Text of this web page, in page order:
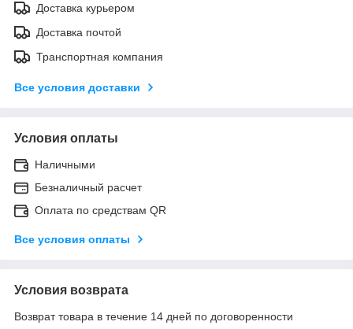
Доставка курьером
Доставка почтой
Транспортная компания
Все условия доставки
Условия оплаты
Наличными
Безналичный расчет
Оплата по средствам QR
Все условия оплаты
Условия возврата
Возврат товара в течение 14 дней по договоренности